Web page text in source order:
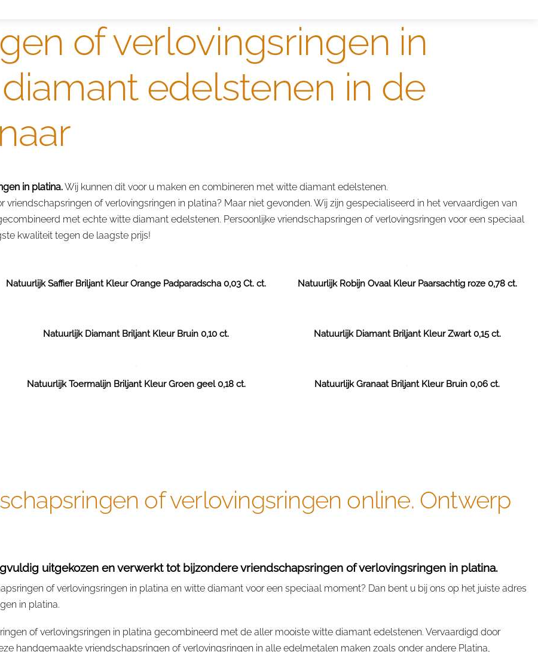
of verlovingsringen in
edelstenen in de
in platina.Wij kunnen dit voor u maken en combineren met witte diamant edelstenen.
of verlovingsringen in platina? Maar niet gevonden. Wij zijn gespecialiseerd in het vervaardigen van
met echte witte diamant edelstenen. Persoonlijke vriendschapsringen of verlovingsringen voor een speciaal
kwaliteit tegen de laagste prijs!
Natuurlijk Saffier Briljant Kleur Orange Padparadscha 0,03 Ct. ct. Natuurlijk Robijn Ovaal Kleur Paarsachtig roze 0,78 ct.
Natuurlijk Diamant Briljant Kleur Bruin 0,10 ct. Natuurlijk Diamant Briljant Kleur Zwart 0,15 ct.
Natuurlijk Toermalijn Briljant Kleur Groen geel 0,18 ct. Natuurlijk Granaat Briljant Kleur Bruin 0,06 ct.
of verlovingsringen online. Ontwerp
uitgekozen en verwerkt tot bijzondere vriendschapsringen of verlovingsringen in platina.
of verlovingsringen in platina en witte diamant voor een speciaal moment? Dan bent u bij ons op het juiste adres
in platina.
of verlovingsringen in platina gecombineerd met de aller mooiste witte diamant edelstenen. Vervaardigd door
handgemaakte vriendschapsringen of verlovingsringen in alle edelmetalen maken zoals onder andere Platina,